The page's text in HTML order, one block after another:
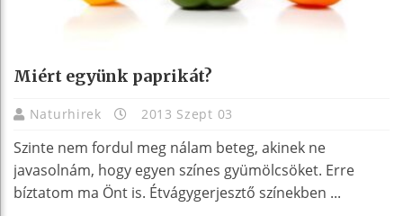
Miért együnk paprikát?
Naturhirek 2013 Szept 03
Szinte nem fordul meg nálam beteg, akinek ne
javasolnám, hogy egyen színes gyümölcsöket. Erre
bíztatom ma Önt is. Étvágygerjesztő színekben ...